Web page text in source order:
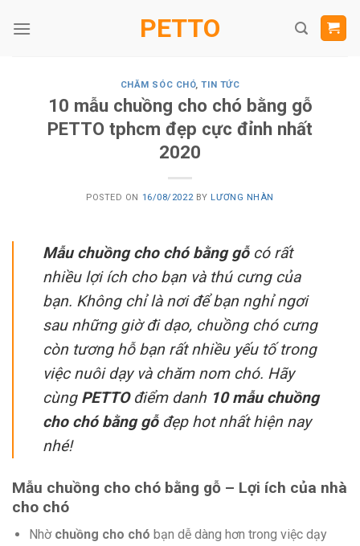
PETTO
CHĂM SÓC CHÓ,TIN TỨC
10 mẫu chuồng cho chó bằng gỗ
PETTO tphcm đẹp cực đỉnh nhất
2020
POSTED ON 16/08/2022 BY LƯƠNG NHÀN
Mẫu chuồng cho chó bằng gỗcó rất
nhiều lợi ích cho bạn và thú cưng của
bạn. Không chỉ là nơi để bạn nghỉ ngơi
sau những giờ đi dạo, chuồng chó cưng
còn tương hỗ bạn rất nhiều yếu tố trong
việc nuôi dạy và chăm nom chó. Hãy
cùng PETTOđiểm danh 10 mẫu chuồng
cho chó bằng gỗđẹp hot nhất hiện nay
nhé!
Mẫu chuồng cho chó bằng gỗ – Lợi ích của nhà
cho chó
Nhờ chuồng cho chó bạn dễ dàng hơn trong việc dạy